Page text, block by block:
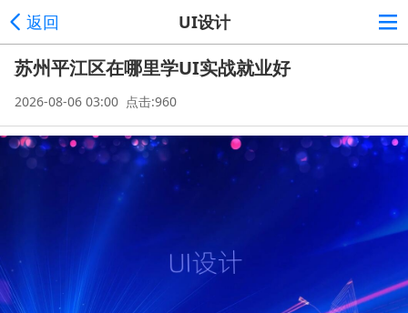
返回 UI设计
苏州平江区在哪里学UI实战就业好
2026-08-06 03:00 点击:960